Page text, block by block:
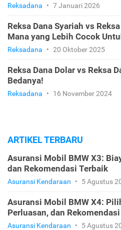
Reksadana • 7 Januari 2026
Reksa Dana Syariah vs
Mana yang Lebih Cocok
Reksadana • 20 Oktober 2025
Reksa Dana Dolar vs Reksa
Bedanya!
Reksadana • 16 November 2024
ARTIKEL TERBARU
Asuransi Mobil BMW X3:
dan Rekomendasi Terbaik
Asuransi Kendaraan • 5 Agustus
Asuransi Mobil BMW X4:
Perluasan, dan Rekomendasi
Asuransi Kendaraan • 5 Agustus